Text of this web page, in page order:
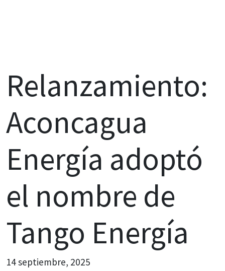
Relanzamiento:
Aconcagua
Energía adoptó
el nombre de
Tango Energía
14 septiembre, 2025